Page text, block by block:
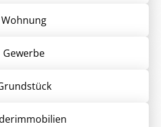
Wohnung
Gewerbe